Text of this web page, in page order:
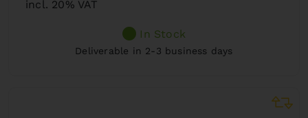
incl. 20% VAT
In Stock
Deliverable in 2-3 business days